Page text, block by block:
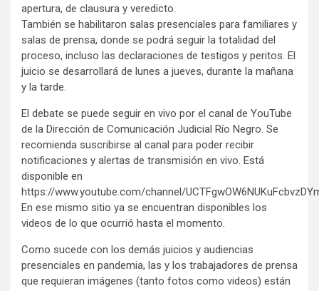
apertura, de clausura y veredicto.
También se habilitaron salas presenciales para familiares y
salas de prensa, donde se podrá seguir la totalidad del
proceso, incluso las declaraciones de testigos y peritos. El
juicio se desarrollará de lunes a jueves, durante la mañana
y la tarde.
El debate se puede seguir en vivo por el canal de YouTube
de la Dirección de Comunicación Judicial Río Negro. Se
recomienda suscribirse al canal para poder recibir
notificaciones y alertas de transmisión en vivo. Está
disponible en
https://www.youtube.com/channel/
En ese mismo sitio ya se encuentran disponibles los
videos de lo que ocurrió hasta el momento.
Como sucede con los demás juicios y audiencias
presenciales en pandemia, las y los trabajadores de prensa
que requieran imágenes (tanto fotos como videos) están